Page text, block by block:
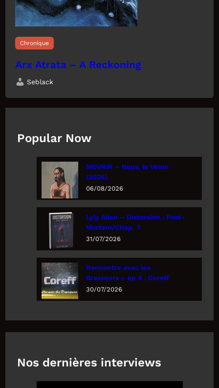
Chronique
Arx Atrata – A Reckoning
Seblack
Popular Now
MOVRIR – Nous, le Venin
(2026)
06/08/2026
Lyly Allan – Distorsion : Post-
Mortem/Chap. 7
31/07/2026
Rencontre avec les
Brasseurs – ép 4 : Coreff
30/07/2026
Nos dernières interviews